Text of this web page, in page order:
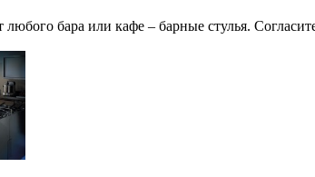
бара или кафе – барные стулья.